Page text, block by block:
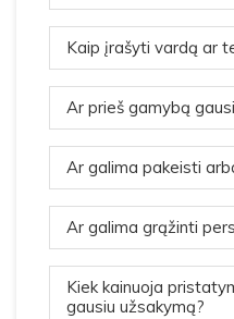
Kaip įrašyti vardą ar
Ar prieš gamybą
Ar galima pakeisti
Ar galima grąžinti
Kiek kainuoja
gausiu užsakymą?